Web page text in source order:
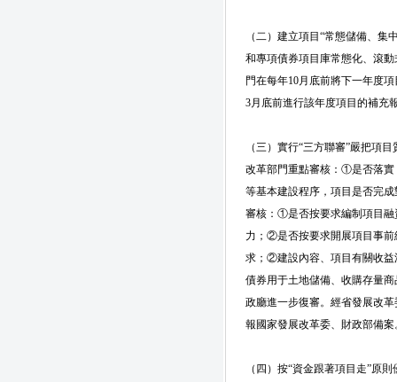
（二）建立項目“常態儲備、
和專項債券項目庫常態化、滾
門在每年10月底前將下一年度
3月底前進行該年度項目的補充
（三）實行“三方聯審”嚴把項
改革部門重點審核：①是否落
等基本建設程序，項目是否完
審核：①是否按要求編制項目融
力；②是否按要求開展項目事
求；②建設內容、項目有關收益
債券用于土地儲備、收購存量
政廳進一步復審。經省發展改
報國家發展改革委、財政部備案
（四）按“資金跟著項目走”原